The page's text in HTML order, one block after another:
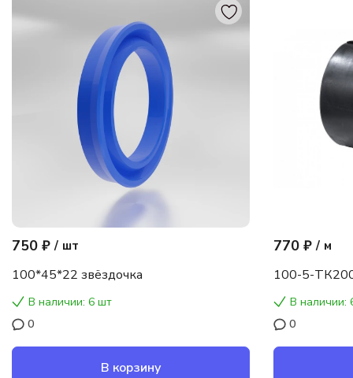
750 ₽ / шт
100*45*22 звёздочка
В наличии: 6 шт
0
В корзину
770 ₽ / м
100-5-
В наличии:
0